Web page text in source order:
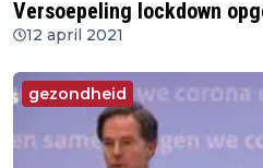
Versoepeling lockdown
12 april 2021
gezondheid